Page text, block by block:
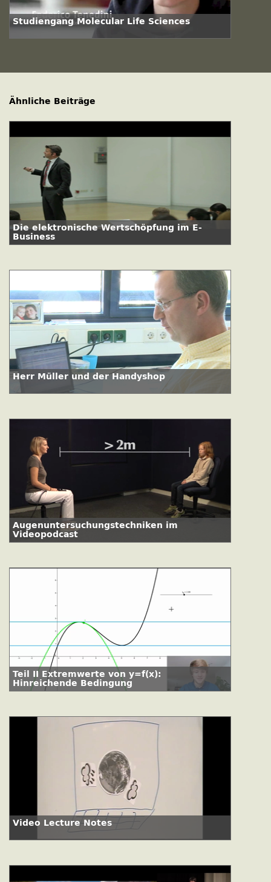
Studiengang Molecular Life Sciences
Ähnliche Beiträge
Die elektronische Wertschöpfung im E-
Business
Herr Müller und der Handyshop
Augenuntersuchungstechniken im
Videopodcast
Teil II Extremwerte von y=f(x):
Hinreichende Bedingung
Video Lecture Notes